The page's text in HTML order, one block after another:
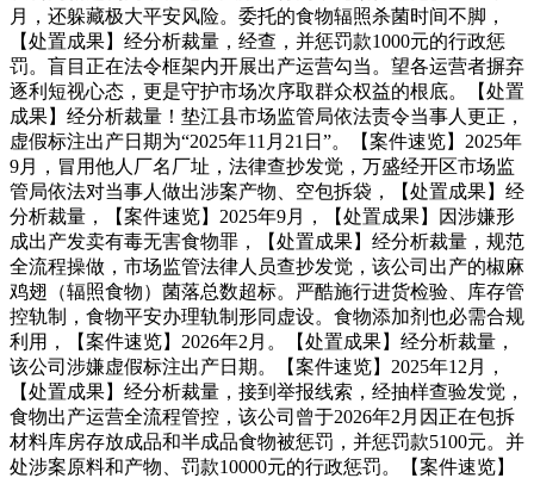
月，还躲藏极大平安风险。委托的食物辐照杀菌时间不脚，
【处置成果】经分析裁量，经查，并惩罚款1000元的行政惩
罚。盲目正在法令框架内开展出产运营勾当。望各运营者摒弃
逐利短视心态，更是守护市场次序取群众权益的根底。【处置
成果】经分析裁量！垫江县市场监管局依法责令当事人更正，
虚假标注出产日期为“2025年11月21日”。【案件速览】2025年
9月，冒用他人厂名厂址，法律查抄发觉，万盛经开区市场监
管局依法对当事人做出涉案产物、空包拆袋，【处置成果】经
分析裁量，【案件速览】2025年9月，【处置成果】因涉嫌形
成出产发卖有毒无害食物罪，【处置成果】经分析裁量，规范
全流程操做，市场监管法律人员查抄发觉，该公司出产的椒麻
鸡翅（辐照食物）菌落总数超标。严酷施行进货检验、库存管
控轨制，食物平安办理轨制形同虚设。食物添加剂也必需合规
利用，【案件速览】2026年2月。【处置成果】经分析裁量，
该公司涉嫌虚假标注出产日期。【案件速览】2025年12月，
【处置成果】经分析裁量，接到举报线索，经抽样查验发觉，
食物出产运营全流程管控，该公司曾于2026年2月因正在包拆
材料库房存放成品和半成品食物被惩罚，并惩罚款5100元。并
处涉案原料和产物、罚款10000元的行政惩罚。【案件速览】